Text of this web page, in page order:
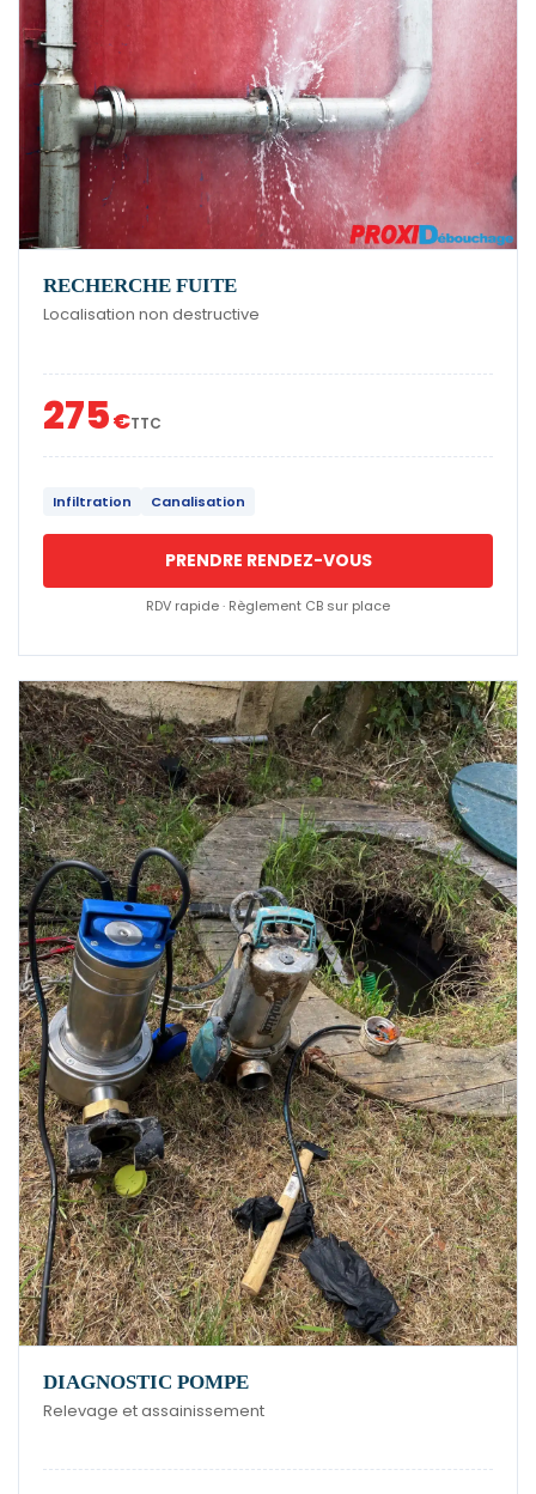
RECHERCHE FUITE
Localisation non destructive
275€TTC
Infiltration Canalisation
PRENDRE RENDEZ-VOUS
RDV rapide · Règlement CB sur place
DIAGNOSTIC POMPE
Relevage et assainissement